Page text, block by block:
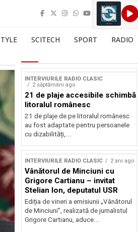
SCITECH SPORT RADIO
INTERVIURILE RADIO CLASIC
2 săptămâni ago
21 de plaje accesibile schimbă
litoralul românesc
21 de plaje de pe litoralul românesc
au fost adaptate pentru persoanele
cu dizabilități,...
INTERVIURILE RADIO CLASIC 2 ani ago
Vânătorul de Minciuni cu
Grigore Cartianu – invitat
Stelian Ion, deputatul USR
Ediția de vineri a emisiunii „Vânătorul
de Minciuni”, realizată de jurnalistul
Grigore Cartianu, aduce...